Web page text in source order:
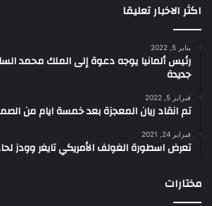
اكثر الاخبار تعليقا
يناير 5, 2022
رئيس ألمانيا يوجه دعوة إلى الملك محمد
جديدة
فبراير 5, 2022
تم انقاد ريان المعجزة بعد خمسة ايام من
فبراير 24, 2021
تعرض اسطورة الغولف الأمريكي تايغر وودز
مختارات